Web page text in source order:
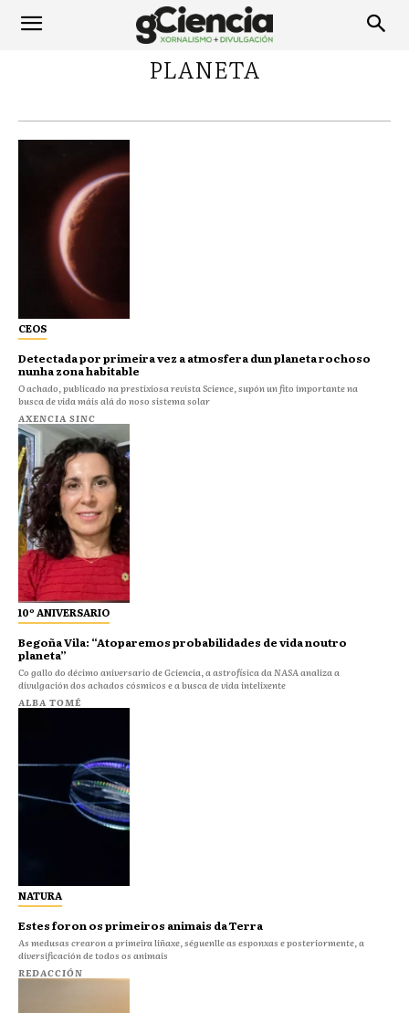
PLANETA
CEOS
Detectada por primeira vez a atmosfera dun planeta rochoso
nunha zona habitable
O achado, publicado na prestixiosa revista Science, supón un fito importante na
busca de vida máis alá do noso sistema solar
AXENCIA SINC
10º ANIVERSARIO
Begoña Vila: “Atoparemos probabilidades de vida noutro
planeta”
Co gallo do décimo aniversario de Gciencia, a astrofísica da NASA analiza a
divulgación dos achados cósmicos e a busca de vida intelixente
ALBA TOMÉ
NATURA
Estes foron os primeiros animais da Terra
As medusas crearon a primeira liñaxe, séguenlle as esponxas e posteriormente, a
diversificación de todos os animais
REDACCIÓN